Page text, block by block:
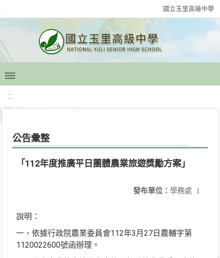
國立玉里高級中學
:::
公告彙整
「112年度推廣平日團體農業旅遊獎勵方案」
發布單位： 學務處 |
說明：
一、依據行政院農業委員會112年3月27日農輔字第
1120022600號函辦理。